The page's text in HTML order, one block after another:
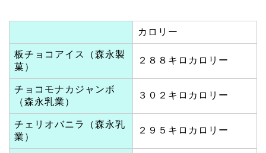
カロリー
板チョコアイス（森永製
菓）
２８８キロカロリー
チョコモナカジャンボ
（森永乳業）
３０２キロカロリー
チェリオバニラ（森永乳
業）
２９５キロカロリー